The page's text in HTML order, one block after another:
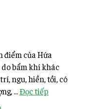
điểm của Hứa
bẩm khí khác
ngu, hiền, tồi, có
...Đọc tiếp